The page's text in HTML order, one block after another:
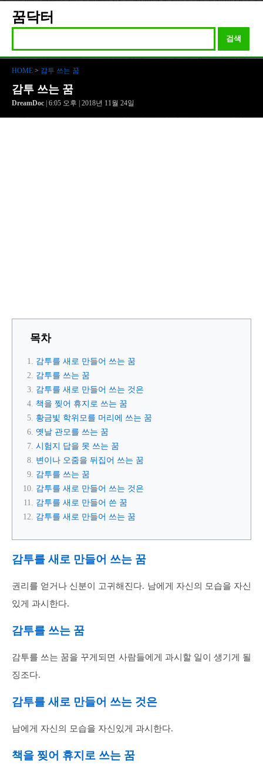
꿈닥터
검색
HOME > 감투 쓰는 꿈
감투 쓰는 꿈
DreamDoc | 6:05 오후 | 2018년 11월 24일
목차
감투를 새로 만들어 쓰는 꿈
감투를 쓰는 꿈
감투를 새로 만들어 쓰는 것은
책을 찢어 휴지로 쓰는 꿈
황금빛 학위모를 머리에 쓰는 꿈
옛날 관모를 쓰는 꿈
시험지 답을 못 쓰는 꿈
변이나 오줌을 뒤집어 쓰는 꿈
감투를 쓰는 꿈
감투를 새로 만들어 쓰는 것은
감투를 새로 만들어 쓴 꿈
감투를 새로 만들어 쓰는 꿈
감투를 새로 만들어 쓰는 꿈
권리를 얻거나 신분이 고귀해진다. 남에게 자신의 모습을 자신
있게 과시한다.
감투를 쓰는 꿈
감투를 쓰는 꿈을 꾸게되면 사람들에게 과시할 일이 생기게 될
징조다.
감투를 새로 만들어 쓰는 것은
남에게 자신의 모습을 자신있게 과시한다.
책을 찢어 휴지로 쓰는 꿈